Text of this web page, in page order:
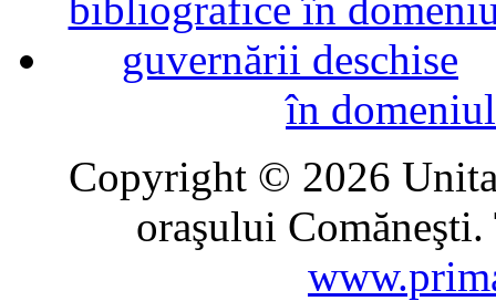
în
Copyright © 2026
oraşului